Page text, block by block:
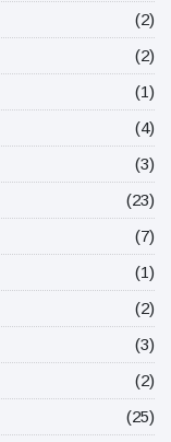
(2)
(2)
(1)
(4)
(3)
(23)
(7)
(1)
(2)
(3)
(2)
(25)